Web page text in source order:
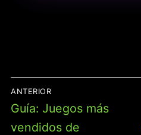
DE
ENTRADAS
ANTERIOR
Entrada
anterior:
Guía: Juegos más
vendidos de